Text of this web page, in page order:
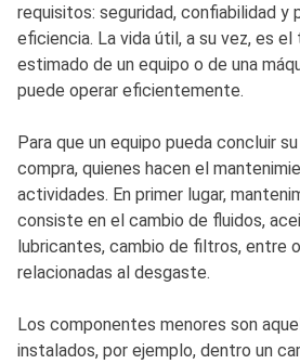
requisitos: seguridad, confiabilidad y
eficiencia. La vida útil, a su vez, es
estimado de un equipo o de una
puede operar eficientemente.
Para que un equipo pueda concluir
compra, quienes hacen el
actividades. En primer lugar,
consiste en el cambio de fluidos,
lubricantes, cambio de filtros, entre
relacionadas al desgaste.
Los componentes menores son
instalados, por ejemplo, dentro un